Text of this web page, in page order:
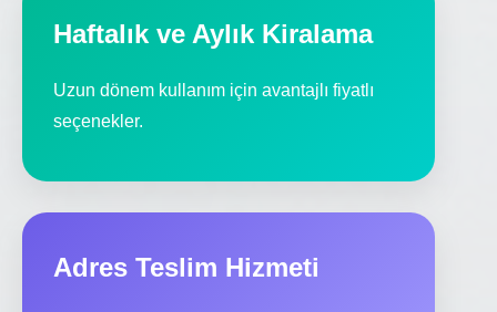
Haftalık ve Aylık Kiralama
Uzun dönem kullanım için avantajlı fiyatlı
seçenekler.
Adres Teslim Hizmeti